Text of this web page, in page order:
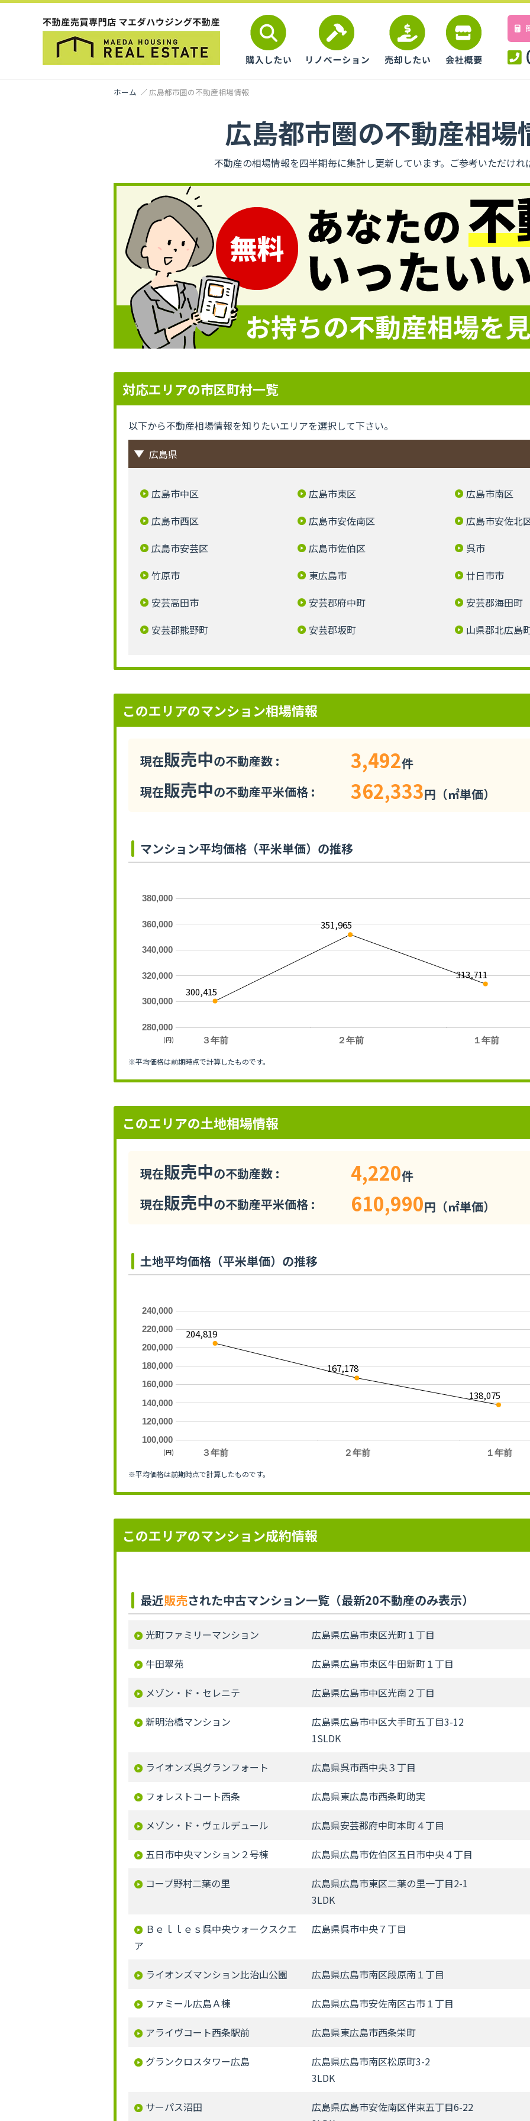
ホーム 広島都市圏の不動産相場情報
広島都市圏の不動産相場
不動産の相場情報を四半期毎に集計し更新しています。ご参考いただけれ
対応エリアの市区町村一覧
以下から不動産相場情報を知りたいエリアを選択して下さい。
広島県
広島市中区 広島市東区
広島市南区
広島市西区
広島市安佐南区
広島市安佐北
広島市安芸区
広島市佐伯区
呉市
竹原市
東広島市
廿日市市
安芸高田市
安芸郡府中町
安芸郡海田町
安芸郡熊野町
安芸郡坂町 山県郡北広島
このエリアのマンション相場情報
現在販売中の不動産数 : 3,492件
現在販売中の不動産平米価格 : 362,333円（㎡単価）
マンション平均価格（平米単価）の推移
３年前 ２年前 １年前
280,000
300,000
320,000
340,000
360,000
380,000
300,415
351,965
313,711
(円)
※平均価格は前期時点で計算したものです。
このエリアの土地相場情報
現在販売中の不動産数 : 4,220件
現在販売中の不動産平米価格 : 610,990円（㎡単価）
土地平均価格（平米単価）の推移
３年前 ２年前 １年前
100,000
120,000
140,000
160,000
180,000
200,000
220,000
240,000
204,819
167,178
138,075
(円)
※平均価格は前期時点で計算したものです。
このエリアのマンション成約情報
最近販売された中古マンション一覧（最新20不動産のみ表示）
光町ファミリーマンション 広島県広島市東区光町１丁目
牛田翠苑 広島県広島市東区牛田新町１丁目
メゾン・ド・セレニテ 広島県広島市中区光南２丁目
新明治橋マンション
広島県広島市中区大手町五丁目3-12
1SLDK
ライオンズ呉グランフォート 広島県呉市西中央３丁目
フォレストコート西条 広島県東広島市西条町助実
メゾン・ド・ヴェルデュール 広島県安芸郡府中町本町４丁目
五日市中央マンション２号棟 広島県広島市佐伯区五日市中央４丁目
コープ野村二葉の里
広島県広島市東区二葉の里一丁目2-1
3LDK
Ｂｅｌｌｅｓ呉中央ウォークスクエ
ア
広島県呉市中央７丁目
ライオンズマンション比治山公園 広島県広島市南区段原南１丁目
ファミール広島Ａ棟 広島県広島市安佐南区古市１丁目
アライヴコート西条駅前 広島県東広島市西条栄町
グランクロスタワー広島
広島県広島市南区松原町3-2
3LDK
サーパス沼田
広島県広島市安佐南区伴東五丁目6-22